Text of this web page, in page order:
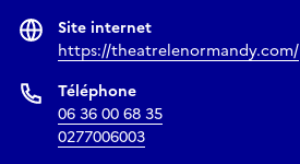
Site internet
https://theatrelenormandy.com/
Téléphone
06 36 00 68 35
0277006003